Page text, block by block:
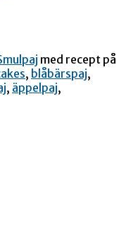
med recept på
, blåbärspaj,
, äppelpaj,